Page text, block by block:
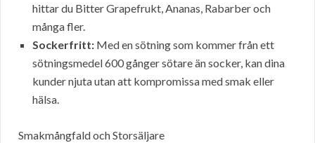
hittar du Bitter Grapefrukt, Ananas, Rabarber och
många fler.
Sockerfritt: Med en sötning som kommer från ett
sötningsmedel 600 gånger sötare än socker, kan dina
kunder njuta utan att kompromissa med smak eller
hälsa.
Smakmångfald och Storsäljare